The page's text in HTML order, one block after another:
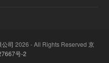
司 2026 - All Rights Reserved 京
号-2